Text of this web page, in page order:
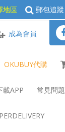
地區 郵包追蹤
OKUBUY代購
載APP 常見問題
成為會員